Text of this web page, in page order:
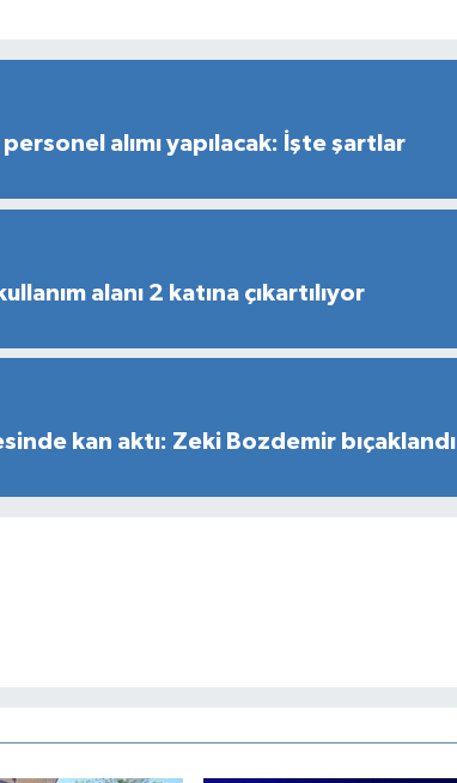
alımı yapılacak: İşte şartlar
alanı 2 katına çıkartılıyor
kan aktı: Zeki Bozdemir bıçaklandı